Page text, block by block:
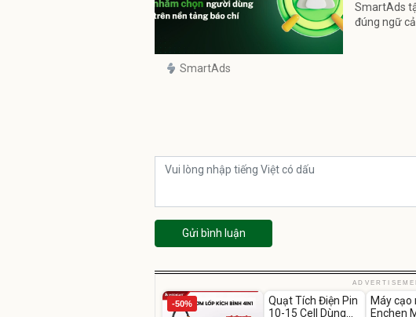
SmartAds
đúng ngữ
SmartAds
Gửi bình luận
-50% -54%
Quạt Tích Điện Pin
10-15 Cell Dùng
-62%
Unmute
Máy cạo
Enchen